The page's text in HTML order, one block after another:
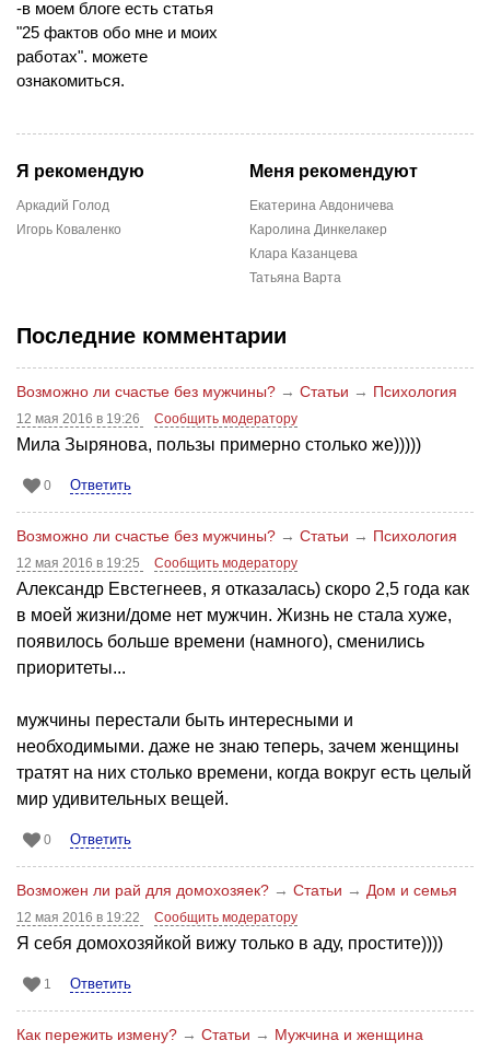
-в моем блоге есть статья
"25 фактов обо мне и моих
работах". можете
ознакомиться.
Я рекомендую
Аркадий Голод
Игорь Коваленко
Меня рекомендуют
Екатерина Авдоничева
Каролина Динкелакер
Клара Казанцева
Татьяна Варта
Последние комментарии
Возможно ли счастье без мужчины? → Статьи → Психология
12 мая 2016 в 19:26 Сообщить модератору
Мила Зырянова, пользы примерно столько же)))))
0 Ответить
Возможно ли счастье без мужчины? → Статьи → Психология
12 мая 2016 в 19:25 Сообщить модератору
Александр Евстегнеев, я отказалась) скоро 2,5 года как
в моей жизни/доме нет мужчин. Жизнь не стала хуже,
появилось больше времени (намного), сменились
приоритеты...
мужчины перестали быть интересными и
необходимыми. даже не знаю теперь, зачем женщины
тратят на них столько времени, когда вокруг есть целый
мир удивительных вещей.
0 Ответить
Возможен ли рай для домохозяек? → Статьи → Дом и семья
12 мая 2016 в 19:22 Сообщить модератору
Я себя домохозяйкой вижу только в аду, простите))))
1 Ответить
Как пережить измену? → Статьи → Мужчина и женщина